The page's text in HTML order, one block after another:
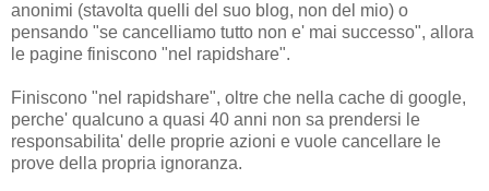
anonimi (stavolta quelli del suo blog, non del mio) o
pensando "se cancelliamo tutto non e' mai successo", allora
le pagine finiscono "nel rapidshare".
Finiscono "nel rapidshare", oltre che nella cache di google,
perche' qualcuno a quasi 40 anni non sa prendersi le
responsabilita' delle proprie azioni e vuole cancellare le
prove della propria ignoranza.